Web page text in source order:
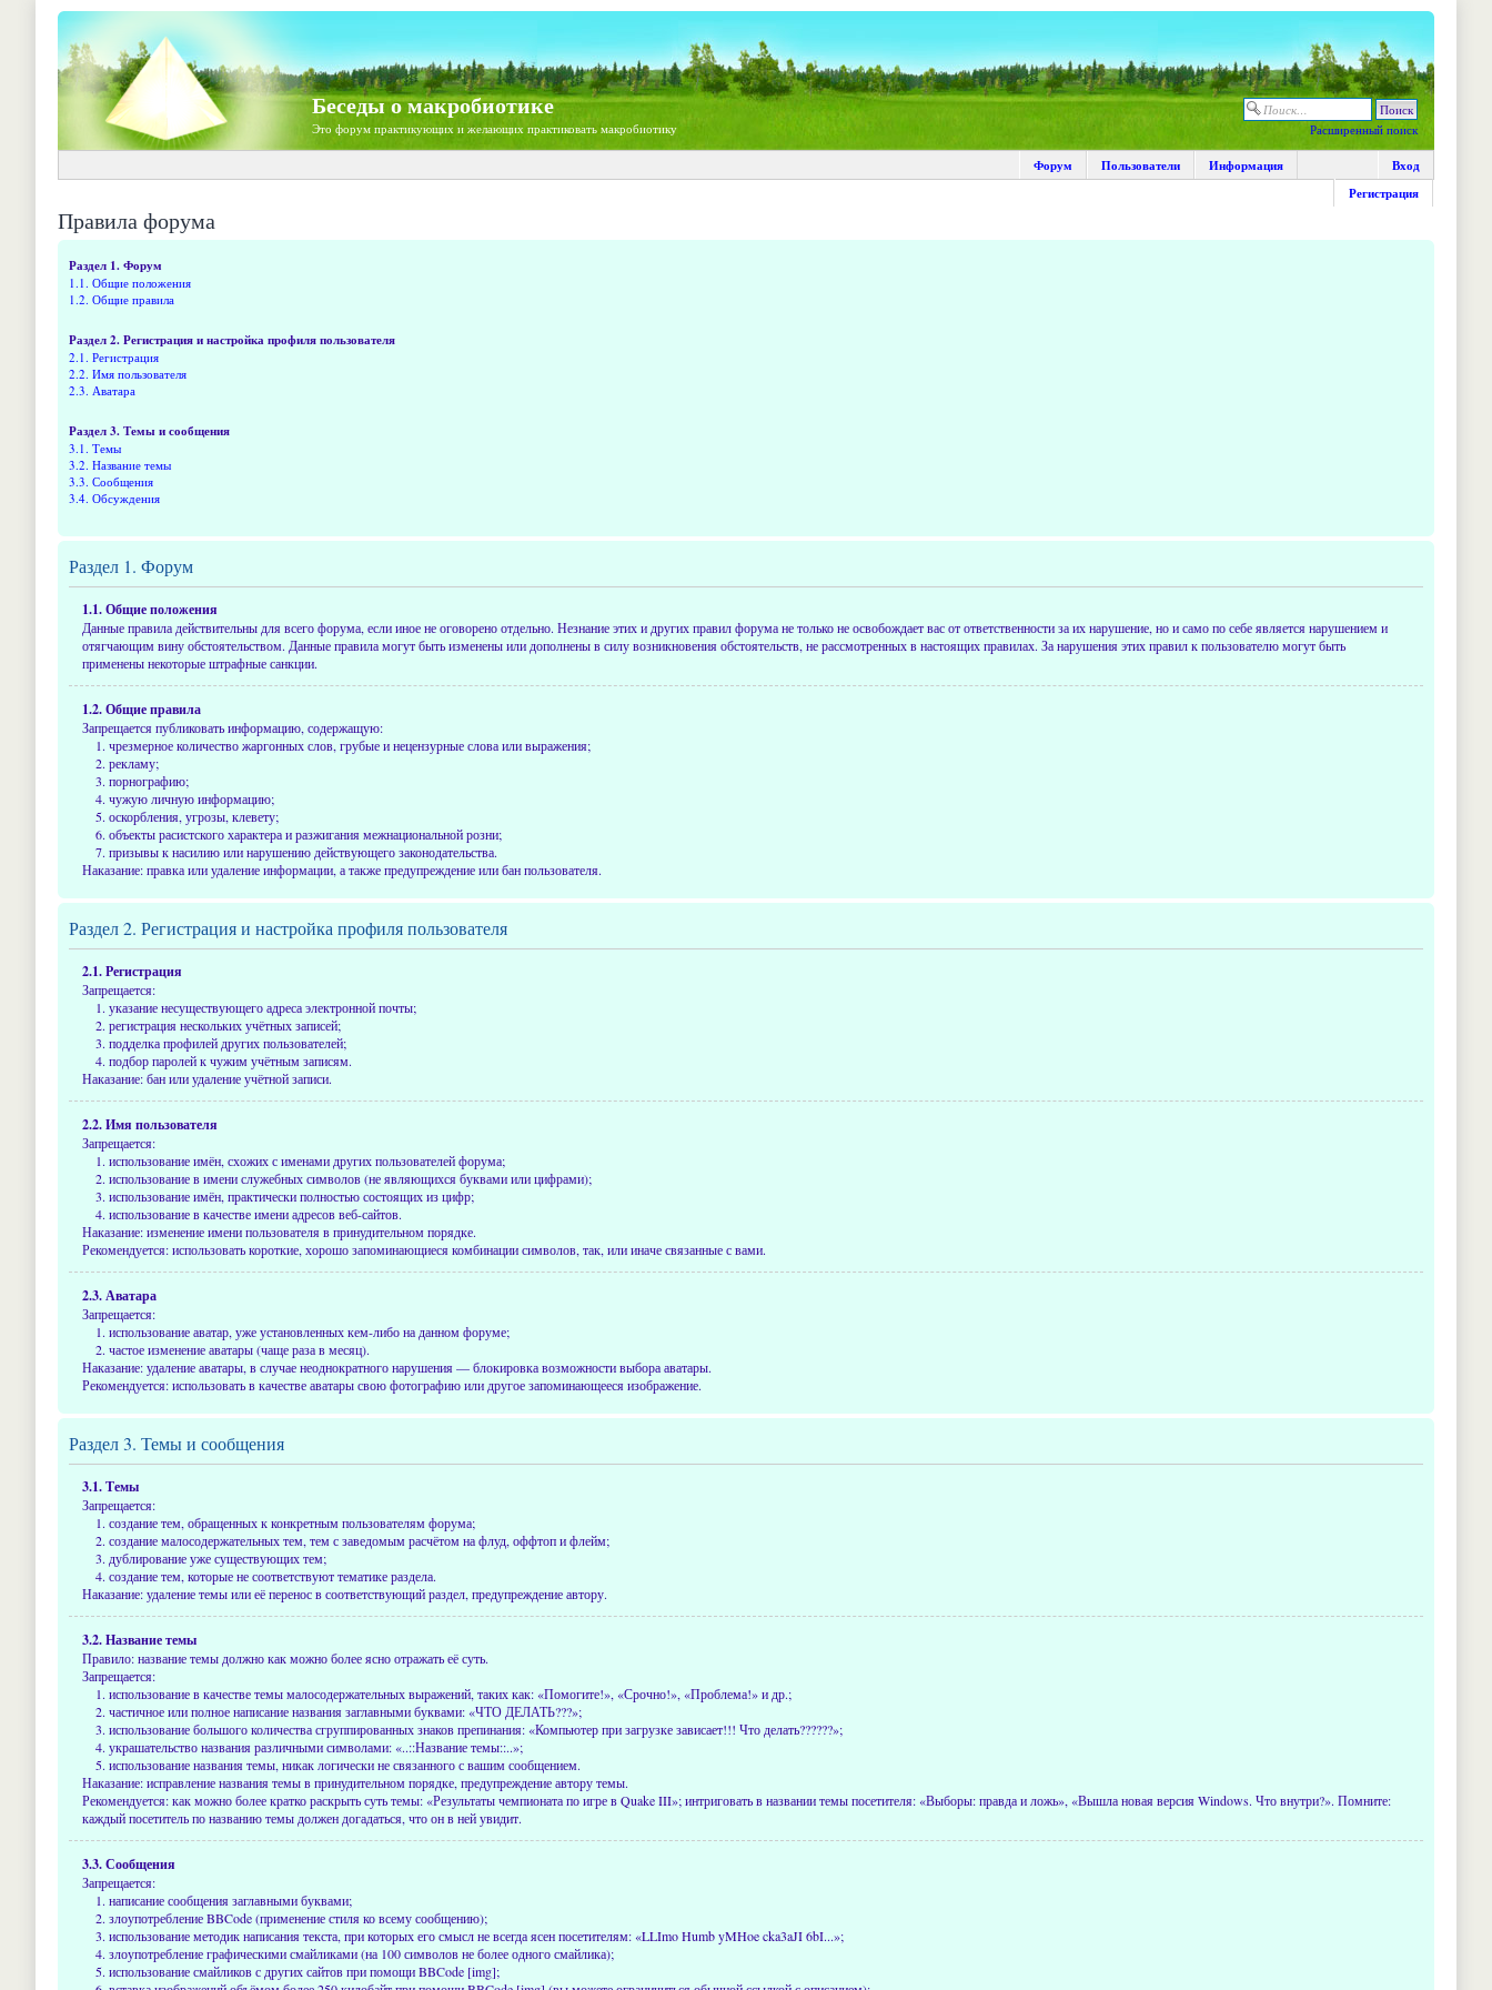
Беседы о макробиотике
Это форум практикующих и желающих практиковать макробиотику Расширенный поиск
Форум Пользователи Информация
Вход
Регистрация
Правила форума
Раздел 1. Форум
1.1. Общие положения
1.2. Общие правила
Раздел 2. Регистрация и настройка профиля пользователя
2.1. Регистрация
2.2. Имя пользователя
2.3. Аватара
Раздел 3. Темы и сообщения
3.1. Темы
3.2. Название темы
3.3. Сообщения
3.4. Обсуждения
Раздел 1. Форум
1.1. Общие положения
Данные правила действительны для всего форума, если иное не оговорено отдельно. Незнание этих и других правил форума не только не освобождает вас от ответственности за их нарушение, но и само по себе является нарушением и
отягчающим вину обстоятельством. Данные правила могут быть изменены или дополнены в силу возникновения обстоятельств, не рассмотренных в настоящих правилах. За нарушения этих правил к пользователю могут быть
применены некоторые штрафные санкции.
1.2. Общие правила
Запрещается публиковать информацию, содержащую:
чрезмерное количество жаргонных слов, грубые и нецензурные слова или выражения;
рекламу;
порнографию;
чужую личную информацию;
оскорбления, угрозы, клевету;
объекты расистского характера и разжигания межнациональной розни;
призывы к насилию или нарушению действующего законодательства.
Наказание: правка или удаление информации, а также предупреждение или бан пользователя.
Раздел 2. Регистрация и настройка профиля пользователя
2.1. Регистрация
Запрещается:
указание несуществующего адреса электронной почты;
регистрация нескольких учётных записей;
подделка профилей других пользователей;
подбор паролей к чужим учётным записям.
Наказание: бан или удаление учётной записи.
2.2. Имя пользователя
Запрещается:
использование имён, схожих с именами других пользователей форума;
использование в имени служебных символов (не являющихся буквами или цифрами);
использование имён, практически полностью состоящих из цифр;
использование в качестве имени адресов веб-сайтов.
Наказание: изменение имени пользователя в принудительном порядке.
Рекомендуется: использовать короткие, хорошо запоминающиеся комбинации символов, так, или иначе связанные с вами.
2.3. Аватара
Запрещается:
использование аватар, уже установленных кем-либо на данном форуме;
частое изменение аватары (чаще раза в месяц).
Наказание: удаление аватары, в случае неоднократного нарушения — блокировка возможности выбора аватары.
Рекомендуется: использовать в качестве аватары свою фотографию или другое запоминающееся изображение.
Раздел 3. Темы и сообщения
3.1. Темы
Запрещается:
создание тем, обращенных к конкретным пользователям форума;
создание малосодержательных тем, тем с заведомым расчётом на флуд, оффтоп и флейм;
дублирование уже существующих тем;
создание тем, которые не соответствуют тематике раздела.
Наказание: удаление темы или её перенос в соответствующий раздел, предупреждение автору.
3.2. Название темы
Правило: название темы должно как можно более ясно отражать её суть.
Запрещается:
использование в качестве темы малосодержательных выражений, таких как: «Помогите!», «Срочно!», «Проблема!» и др.;
частичное или полное написание названия заглавными буквами: «ЧТО ДЕЛАТЬ???»;
использование большого количества сгруппированных знаков препинания: «Компьютер при загрузке зависает!!! Что делать??????»;
украшательство названия различными символами: «..::Название темы::..»;
использование названия темы, никак логически не связанного с вашим сообщением.
Наказание: исправление названия темы в принудительном порядке, предупреждение автору темы.
Рекомендуется: как можно более кратко раскрыть суть темы: «Результаты чемпионата по игре в Quake III»; интриговать в названии темы посетителя: «Выборы: правда и ложь», «Вышла новая версия Windows. Что внутри?». Помните:
каждый посетитель по названию темы должен догадаться, что он в ней увидит.
3.3. Сообщения
Запрещается:
написание сообщения заглавными буквами;
злоупотребление BBCode (применение стиля ко всему сообщению);
использование методик написания текста, при которых его смысл не всегда ясен посетителям: «LLImo Humb yMHoe cka3aJI 6bI...»;
злоупотребление графическими смайликами (на 100 символов не более одного смайлика);
использование смайликов с других сайтов при помощи BBCode [img];